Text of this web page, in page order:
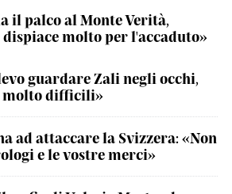
il palco al Monte Verità,
molto per l'accaduto»
guardare Zali negli occhi,
molto difficili»
ad attaccare la Svizzera: «Non
e le vostre merci»